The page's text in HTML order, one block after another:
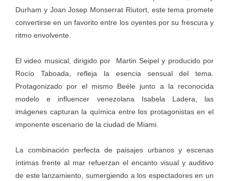
Durham y Joan Josep Monserrat Riutort, este tema promete
convertirse en un favorito entre los oyentes por su frescura y
ritmo envolvente.
El video musical, dirigido por Martin Seipel y producido por
Rocío Taboada, refleja la esencia sensual del tema.
Protagonizado por el mismo Beéle junto a la reconocida
modelo e influencer venezolana Isabela Ladera, las
imágenes capturan la química entre los protagonistas en el
imponente escenario de la ciudad de Miami.
La combinación perfecta de paisajes urbanos y escenas
íntimas frente al mar refuerzan el encanto visual y auditivo
de este lanzamiento, sumergiendo a los espectadores en un